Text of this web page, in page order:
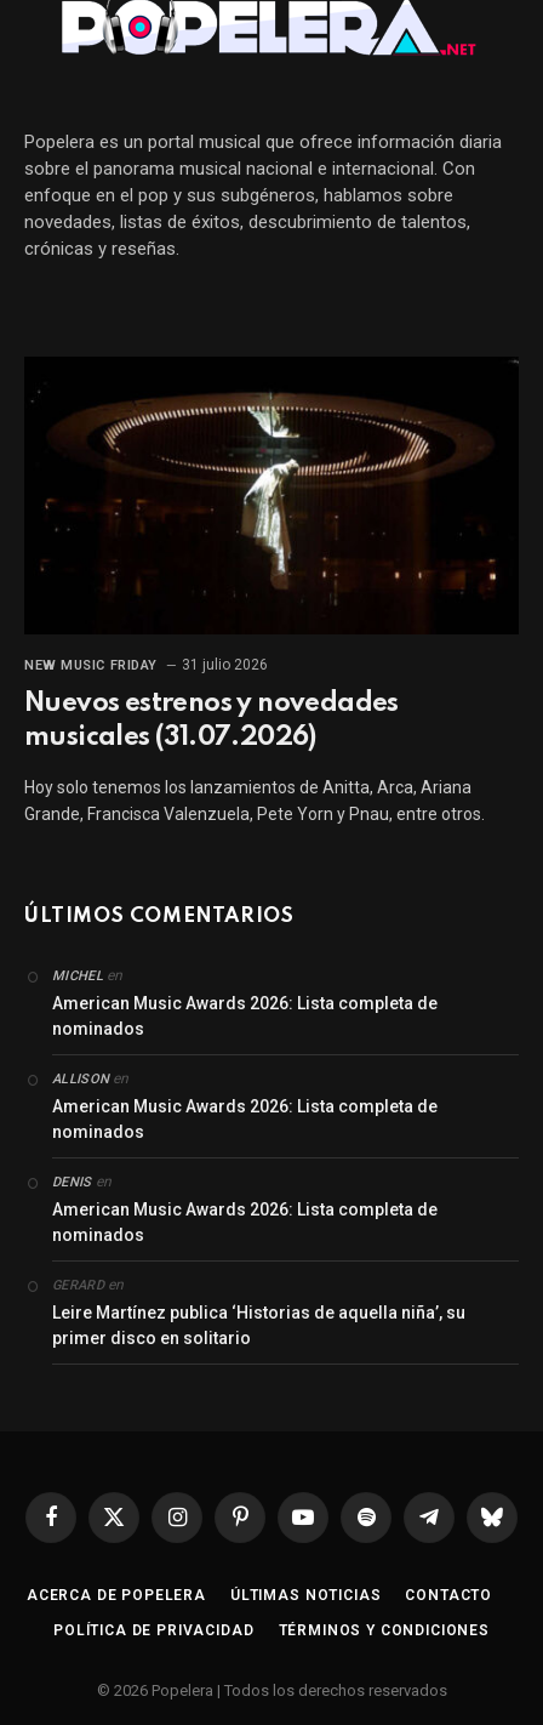
Popelera es un portal musical que ofrece información diaria
sobre el panorama musical nacional e internacional. Con
enfoque en el pop y sus subgéneros, hablamos sobre
novedades, listas de éxitos, descubrimiento de talentos,
crónicas y reseñas.
NEW MUSIC FRIDAY 31 julio 2026
Nuevos estrenos y novedades
musicales (31.07.2026)
Hoy solo tenemos los lanzamientos de Anitta, Arca, Ariana
Grande, Francisca Valenzuela, Pete Yorn y Pnau, entre otros.
ÚLTIMOS COMENTARIOS
MICHELen
American Music Awards 2026: Lista completa de
nominados
ALLISONen
American Music Awards 2026: Lista completa de
nominados
DENISen
American Music Awards 2026: Lista completa de
nominados
GERARDen
Leire Martínez publica ‘Historias de aquella niña’, su
primer disco en solitario
Facebook
X
InstagramPinterestYouTubeSpotify Telegrama
ACERCA DE POPELERA ÚLTIMAS NOTICIAS CONTACTO
POLÍTICA DE PRIVACIDAD TÉRMINOS Y CONDICIONES
© 2026 Popelera | Todos los derechos reservados